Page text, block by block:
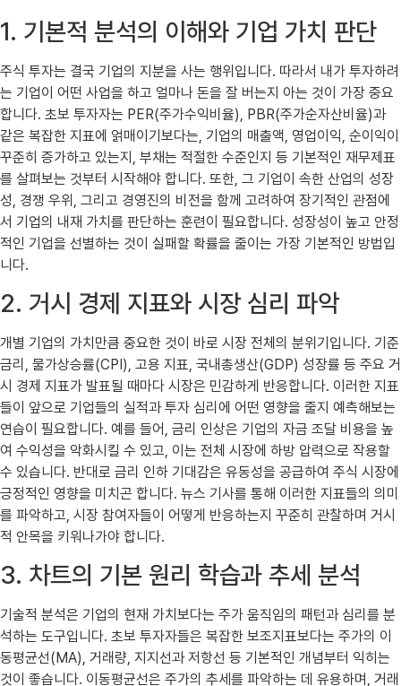
1. 기본적 분석의 이해와 기업 가치 판단
주식 투자는 결국 기업의 지분을 사는 행위입니다. 따라서 내가 투자하려
는 기업이 어떤 사업을 하고 얼마나 돈을 잘 버는지 아는 것이 가장 중요
합니다. 초보 투자자는 PER(주가수익비율), PBR(주가순자산비율)과
같은 복잡한 지표에 얽매이기보다는, 기업의 매출액, 영업이익, 순이익이
꾸준히 증가하고 있는지, 부채는 적절한 수준인지 등 기본적인 재무제표
를 살펴보는 것부터 시작해야 합니다. 또한, 그 기업이 속한 산업의 성장
성, 경쟁 우위, 그리고 경영진의 비전을 함께 고려하여 장기적인 관점에
서 기업의 내재 가치를 판단하는 훈련이 필요합니다. 성장성이 높고 안정
적인 기업을 선별하는 것이 실패할 확률을 줄이는 가장 기본적인 방법입
니다.
2. 거시 경제 지표와 시장 심리 파악
개별 기업의 가치만큼 중요한 것이 바로 시장 전체의 분위기입니다. 기준
금리, 물가상승률(CPI), 고용 지표, 국내총생산(GDP) 성장률 등 주요 거
시 경제 지표가 발표될 때마다 시장은 민감하게 반응합니다. 이러한 지표
들이 앞으로 기업들의 실적과 투자 심리에 어떤 영향을 줄지 예측해보는
연습이 필요합니다. 예를 들어, 금리 인상은 기업의 자금 조달 비용을 높
여 수익성을 악화시킬 수 있고, 이는 전체 시장에 하방 압력으로 작용할
수 있습니다. 반대로 금리 인하 기대감은 유동성을 공급하여 주식 시장에
긍정적인 영향을 미치곤 합니다. 뉴스 기사를 통해 이러한 지표들의 의미
를 파악하고, 시장 참여자들이 어떻게 반응하는지 꾸준히 관찰하며 거시
적 안목을 키워나가야 합니다.
3. 차트의 기본 원리 학습과 추세 분석
기술적 분석은 기업의 현재 가치보다는 주가 움직임의 패턴과 심리를 분
석하는 도구입니다. 초보 투자자들은 복잡한 보조지표보다는 주가의 이
동평균선(MA), 거래량, 지지선과 저항선 등 기본적인 개념부터 익히는
것이 좋습니다. 이동평균선은 주가의 추세를 파악하는 데 유용하며, 거래